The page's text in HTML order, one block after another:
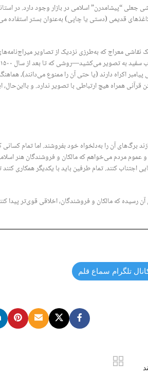
جعلی “پیشامدرن” اسلامی در بازار وجود دارد. در
قدیمی (دستی یا چاپی) به‌عنوان بستر استفاده
معراج که به‌طرزی نزدیک از تصاویر
اکراه دارند (یا حتی آن را ممنوع می‌دانند)،
همراه هیچ ارتباطی با تصویر ندارد. و
آن را به‌دلخواه خود بفروشند. اما تمام
عموم مردم می‌خواهم که مالکان و فروشندگان هنر
اجتناب کنند. تمام طرفین باید با یکدیگر همکاری
آن رسیده که مالکان و فروشندگان، اخلاقی قوی‌تر پیدا
تلگرام سماع قلم